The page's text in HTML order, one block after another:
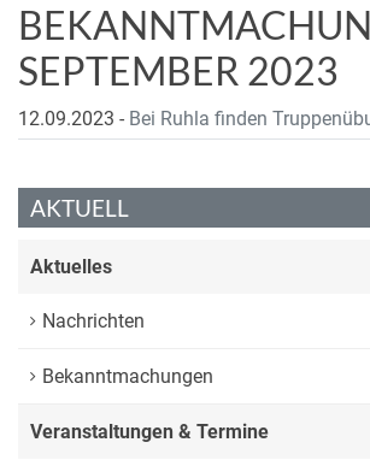
SEPTEMBER 2023
12.09.2023 - Bei Ruhla finden
AKTUELL
Aktuelles
Nachrichten
Bekanntmachungen
Veranstaltungen & Termine